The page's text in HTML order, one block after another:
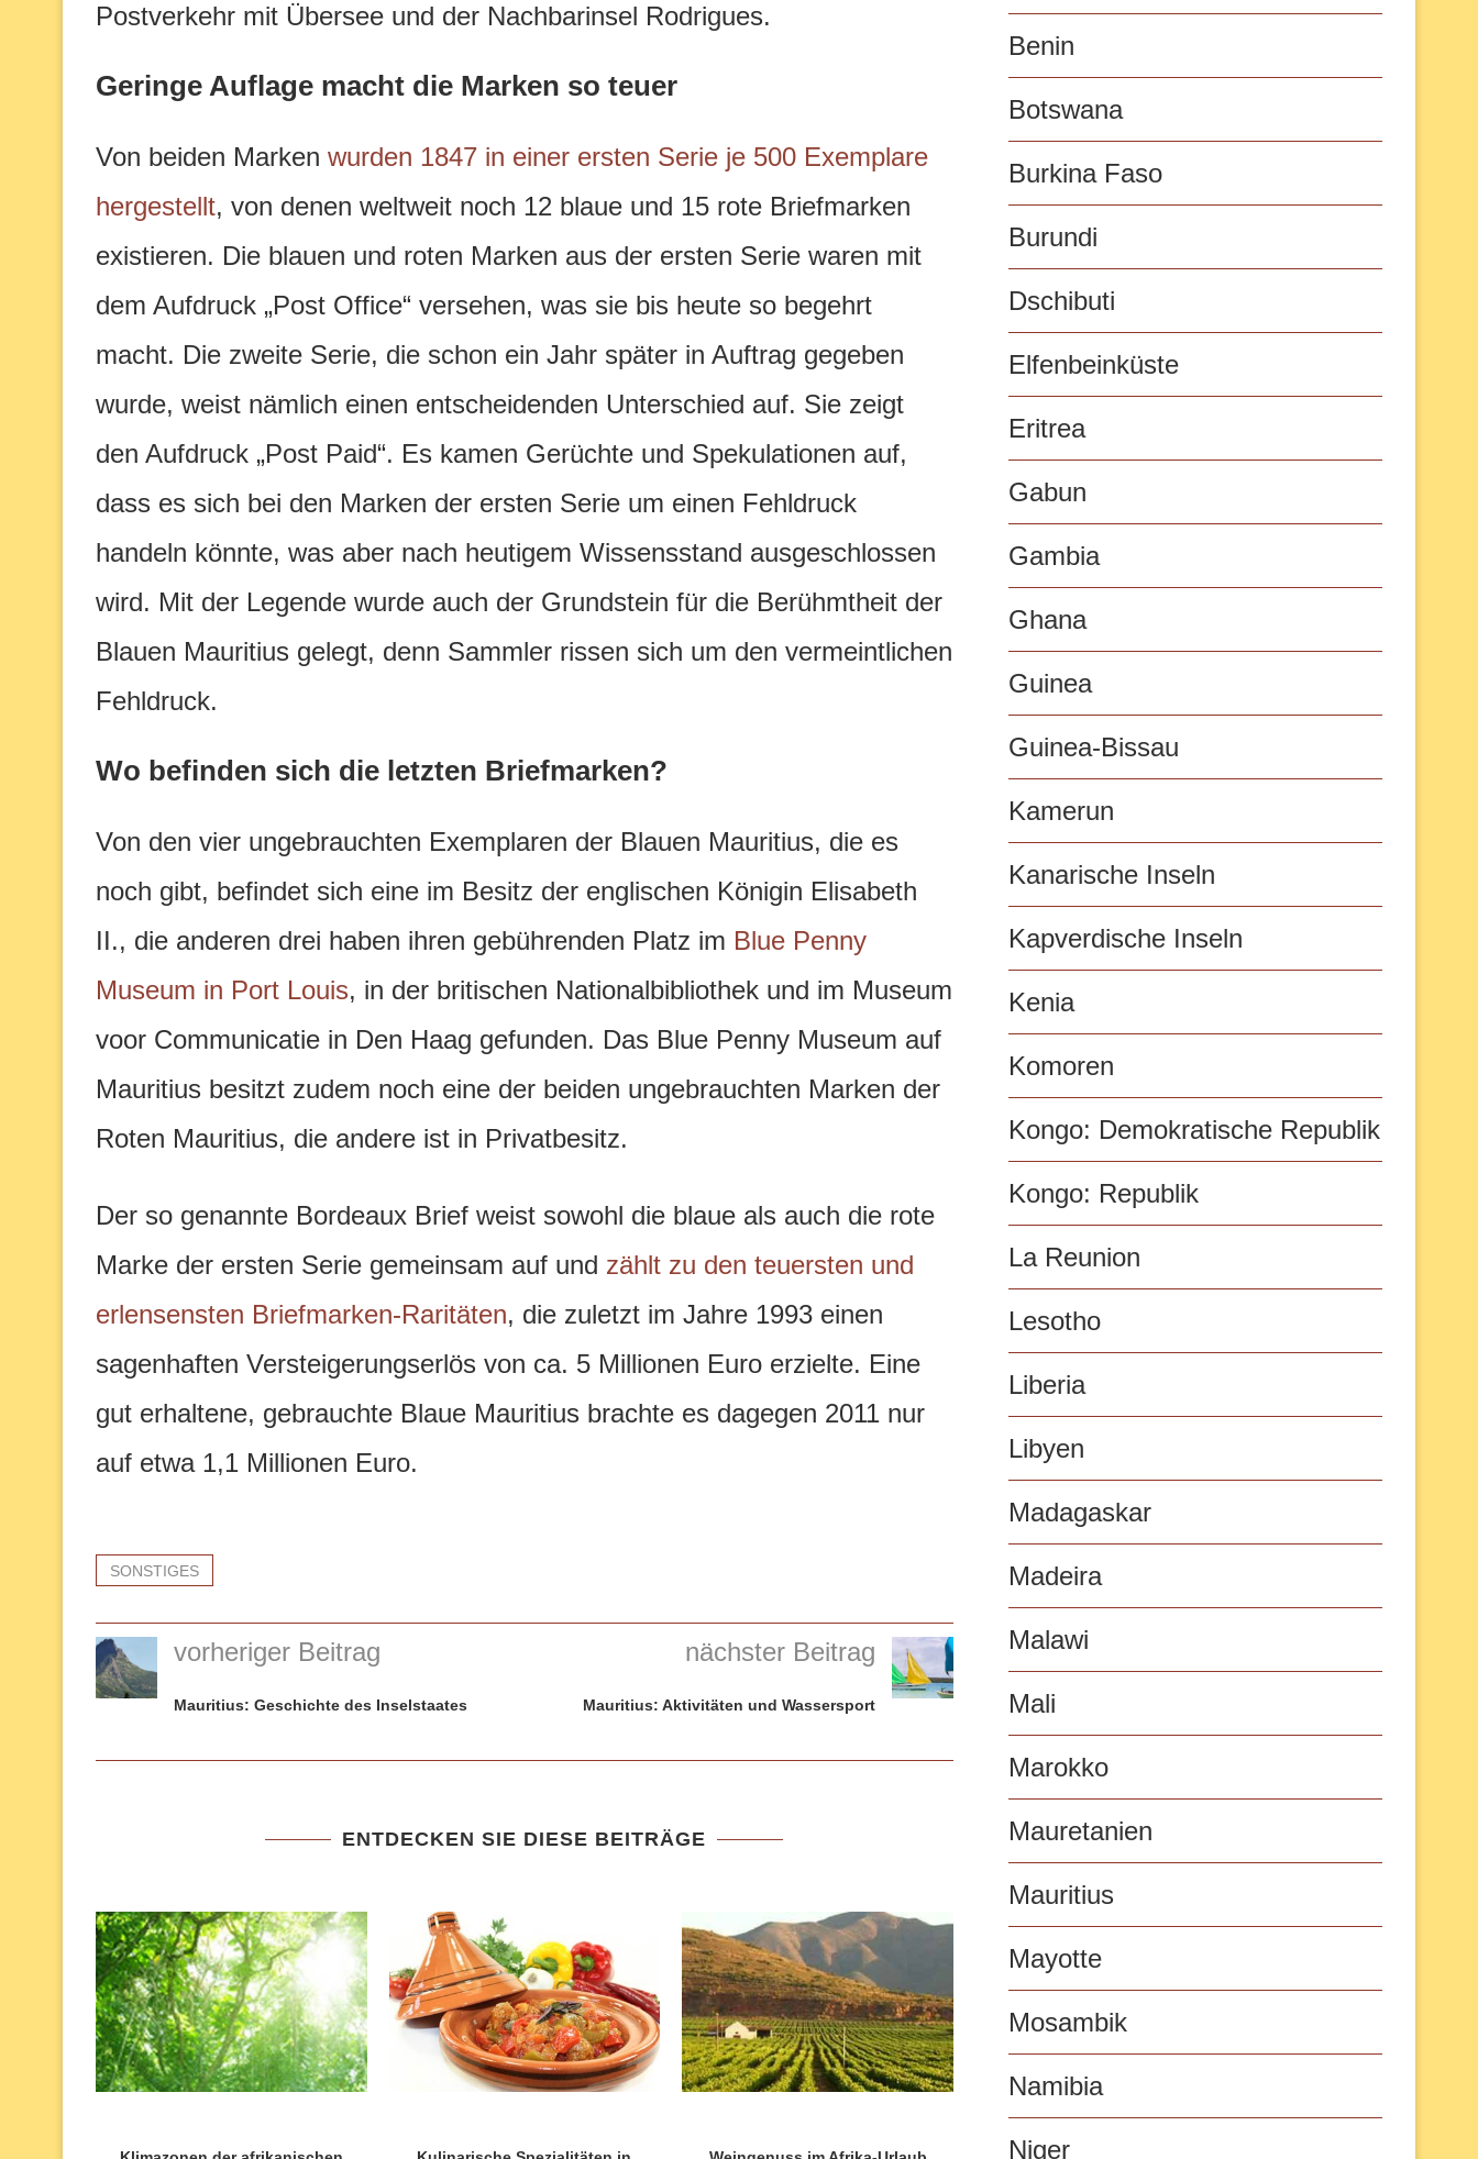
Postverkehr mit Übersee und der Nachbarinsel Rodrigues.
Geringe Auflage macht die Marken so teuer
Von beiden Marken wurden 1847 in einer ersten Serie je 500 Exemplare
hergestellt, von denen weltweit noch 12 blaue und 15 rote Briefmarken
existieren. Die blauen und roten Marken aus der ersten Serie waren mit
dem Aufdruck „Post Office“ versehen, was sie bis heute so begehrt
macht. Die zweite Serie, die schon ein Jahr später in Auftrag gegeben
wurde, weist nämlich einen entscheidenden Unterschied auf. Sie zeigt
den Aufdruck „Post Paid“. Es kamen Gerüchte und Spekulationen auf,
dass es sich bei den Marken der ersten Serie um einen Fehldruck
handeln könnte, was aber nach heutigem Wissensstand ausgeschlossen
wird. Mit der Legende wurde auch der Grundstein für die Berühmtheit der
Blauen Mauritius gelegt, denn Sammler rissen sich um den vermeintlichen
Fehldruck.
Wo befinden sich die letzten Briefmarken?
Von den vier ungebrauchten Exemplaren der Blauen Mauritius, die es
noch gibt, befindet sich eine im Besitz der englischen Königin Elisabeth
II., die anderen drei haben ihren gebührenden Platz im Blue Penny
Museum in Port Louis, in der britischen Nationalbibliothek und im Museum
voor Communicatie in Den Haag gefunden. Das Blue Penny Museum auf
Mauritius besitzt zudem noch eine der beiden ungebrauchten Marken der
Roten Mauritius, die andere ist in Privatbesitz.
Der so genannte Bordeaux Brief weist sowohl die blaue als auch die rote
Marke der ersten Serie gemeinsam auf und zählt zu den teuersten und
erlensensten Briefmarken-Raritäten, die zuletzt im Jahre 1993 einen
sagenhaften Versteigerungserlös von ca. 5 Millionen Euro erzielte. Eine
gut erhaltene, gebrauchte Blaue Mauritius brachte es dagegen 2011 nur
auf etwa 1,1 Millionen Euro.
SONSTIGES
vorheriger Beitrag
Mauritius: Geschichte des Inselstaates
nächster Beitrag
Mauritius: Aktivitäten und Wassersport
ENTDECKEN SIE DIESE BEITRÄGE
Benin
Botswana
Burkina Faso
Burundi
Dschibuti
Elfenbeinküste
Eritrea
Gabun
Gambia
Ghana
Guinea
Guinea-Bissau
Kamerun
Kanarische Inseln
Kapverdische Inseln
Kenia
Komoren
Kongo: Demokratische Republik
Kongo: Republik
La Reunion
Lesotho
Liberia
Libyen
Madagaskar
Madeira
Malawi
Mali
Marokko
Mauretanien
Mauritius
Mayotte
Mosambik
Namibia
Niger